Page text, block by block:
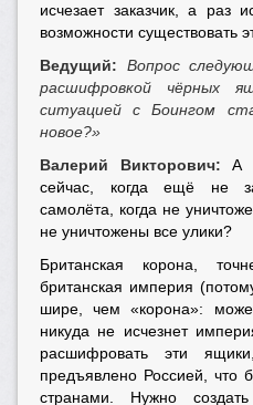
исчезает заказчик, а раз
возможности существовать
Ведущий:
Вопрос
расшифровкой чёрных
ситуацией с Боингом
новое?»
Валерий Викторович: А
сейчас, когда ещё не
самолёта, когда не
не уничтожены все улики?
Британская корона,
британская империя
шире, чем «корона»:
никуда не исчезнет
расшифровать эти
предъявлено Россией, что
странами. Нужно